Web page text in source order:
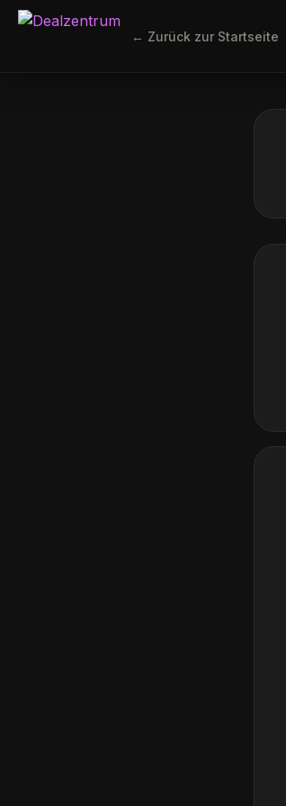
← Zurück zur Startseite